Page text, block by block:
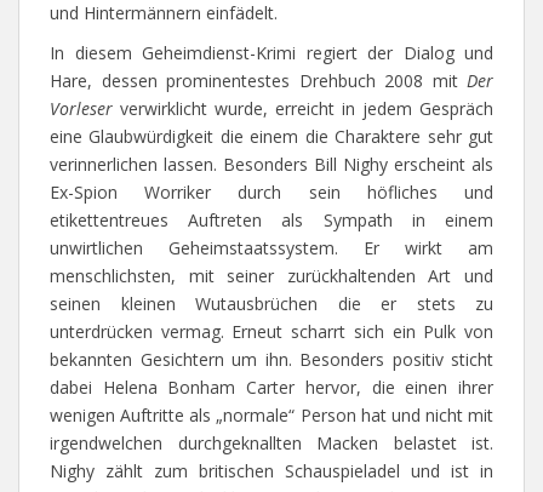
und Hintermännern einfädelt.
In diesem Geheimdienst-Krimi regiert der Dialog und
Hare, dessen prominentestes Drehbuch 2008 mit Der
Vorleser verwirklicht wurde, erreicht in jedem Gespräch
eine Glaubwürdigkeit die einem die Charaktere sehr gut
verinnerlichen lassen. Besonders Bill Nighy erscheint als
Ex-Spion Worriker durch sein höfliches und
etikettentreues Auftreten als Sympath in einem
unwirtlichen Geheimstaatssystem. Er wirkt am
menschlichsten, mit seiner zurückhaltenden Art und
seinen kleinen Wutausbrüchen die er stets zu
unterdrücken vermag. Erneut scharrt sich ein Pulk von
bekannten Gesichtern um ihn. Besonders positiv sticht
dabei Helena Bonham Carter hervor, die einen ihrer
wenigen Auftritte als „normale“ Person hat und nicht mit
irgendwelchen durchgeknallten Macken belastet ist.
Nighy zählt zum britischen Schauspieladel und ist in